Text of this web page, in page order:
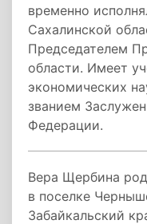
временно
Сахалинской
Председателем
области. Имеет
экономических
званием
Федерации.
Вера Щербина
в поселке
Забайкальский